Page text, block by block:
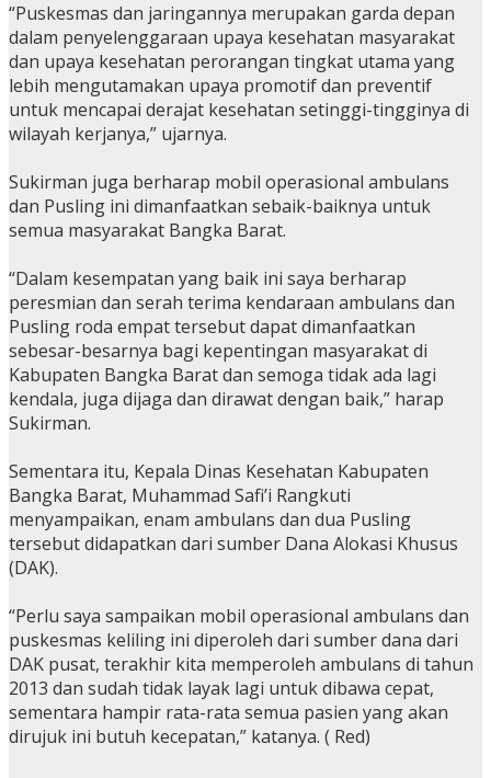
“Puskesmas dan jaringannya merupakan garda depan
dalam penyelenggaraan upaya kesehatan masyarakat
dan upaya kesehatan perorangan tingkat utama yang
lebih mengutamakan upaya promotif dan preventif
untuk mencapai derajat kesehatan setinggi-tingginya di
wilayah kerjanya,” ujarnya.
Sukirman juga berharap mobil operasional ambulans
dan Pusling ini dimanfaatkan sebaik-baiknya untuk
semua masyarakat Bangka Barat.
“Dalam kesempatan yang baik ini saya berharap
peresmian dan serah terima kendaraan ambulans dan
Pusling roda empat tersebut dapat dimanfaatkan
sebesar-besarnya bagi kepentingan masyarakat di
Kabupaten Bangka Barat dan semoga tidak ada lagi
kendala, juga dijaga dan dirawat dengan baik,” harap
Sukirman.
Sementara itu, Kepala Dinas Kesehatan Kabupaten
Bangka Barat, Muhammad Safi’i Rangkuti
menyampaikan, enam ambulans dan dua Pusling
tersebut didapatkan dari sumber Dana Alokasi Khusus
(DAK).
“Perlu saya sampaikan mobil operasional ambulans dan
puskesmas keliling ini diperoleh dari sumber dana dari
DAK pusat, terakhir kita memperoleh ambulans di tahun
2013 dan sudah tidak layak lagi untuk dibawa cepat,
sementara hampir rata-rata semua pasien yang akan
dirujuk ini butuh kecepatan,” katanya. ( Red)